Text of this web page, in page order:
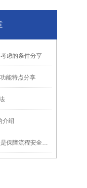
虑的条件分享
能特点分享
介绍
科学处置TOPWORX阀问题是保障流程安全的关键